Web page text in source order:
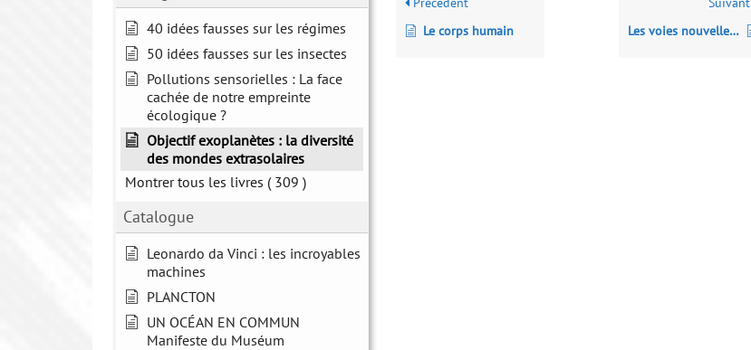
40 idées fausses sur les régimes
50 idées fausses sur les insectes
Pollutions sensorielles : La face
cachée de notre empreinte
écologique ?
Objectif exoplanètes : la diversité
des mondes extrasolaires
Montrer tous les livres ( 309 )
Catalogue
Leonardo da Vinci : les incroyables
machines
PLANCTON
UN OCÉAN EN COMMUN
Manifeste du Muséum
Le corps humain
Les voies nouvelles du géomimétisme : soigner le climat grâce au vivant